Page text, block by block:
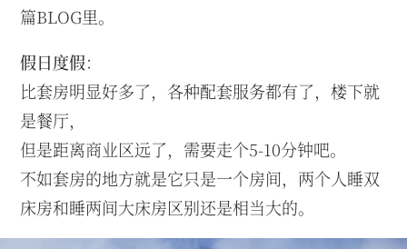
篇BLOG里。
假日度假：
比套房明显好多了，各种配套服务都有了，楼下就
是餐厅，
但是距离商业区远了，需要走个5-10分钟吧。
不如套房的地方就是它只是一个房间，两个人睡双
床房和睡两间大床房区别还是相当大的。